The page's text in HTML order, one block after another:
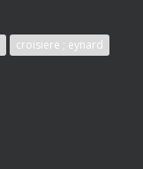
croisiere ; eynard